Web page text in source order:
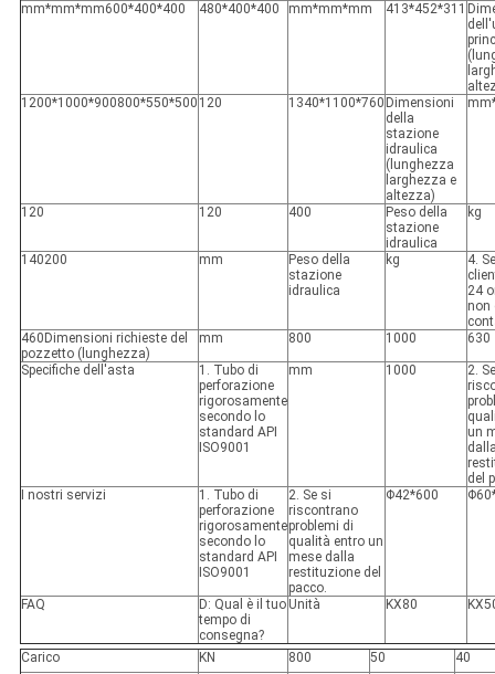
mm*mm*mm600*400*400 480*400*400 mm*mm*mm 413*452*311
1200*1000*900800*550*500 120 1340*1100*760 Dimensioni
della
stazione
idraulica
(lunghezza
larghezza e
altezza)
120 120 400
Peso della
stazione
idraulica
kg
140200 mm
Peso della
stazione
idraulica
kg
4.
24
non
460 Dimensioni richieste del
pozzetto (lunghezza)
mm 800 1000 630
Specifiche dell'asta
1. Tubo di
perforazione
rigorosamente
secondo lo
standard API
ISO9001
mm 1000
2.
un
del
I nostri servizi
1. Tubo di
perforazione
rigorosamente
secondo lo
standard API
ISO9001
2. Se si
riscontrano
problemi di
qualità entro un
mese dalla
restituzione del
pacco.
Φ42*600
FAQ
D: Qual è il tuo
tempo di
consegna?
Unità KX80
Carico KN 800 50
40